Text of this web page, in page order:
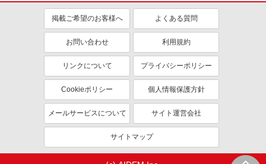
駅直結・駅チカ
車通勤OK
バイク通勤OK
自転車通勤OK
残業少なめ（月20h未満）
交通費支給
社会保険あり
産休・育休取得実績あり
退職金・財形貯蓄制度あり
各種手当（家族・役職・インセン
ティブなど）あり
研修制度あり
資格取得支援制度あり
医療・介護・福祉
掲載ご希望のお客様へ よくある質問
お問い合わせ 利用規約
リンクについて プライバシーポリシー
Cookieポリシー 個人情報保護方針
メールサービスについて サイト運営会社
サイトマップ